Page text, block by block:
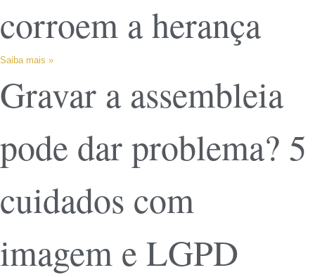
corroem a herança
Saiba mais »
Gravar a assembleia
pode dar problema? 5
cuidados com
imagem e LGPD